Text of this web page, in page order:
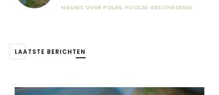
NIEUWS OVER POLEN, POOLSE GESCHIEDENIS
LAATSTE BERICHTEN